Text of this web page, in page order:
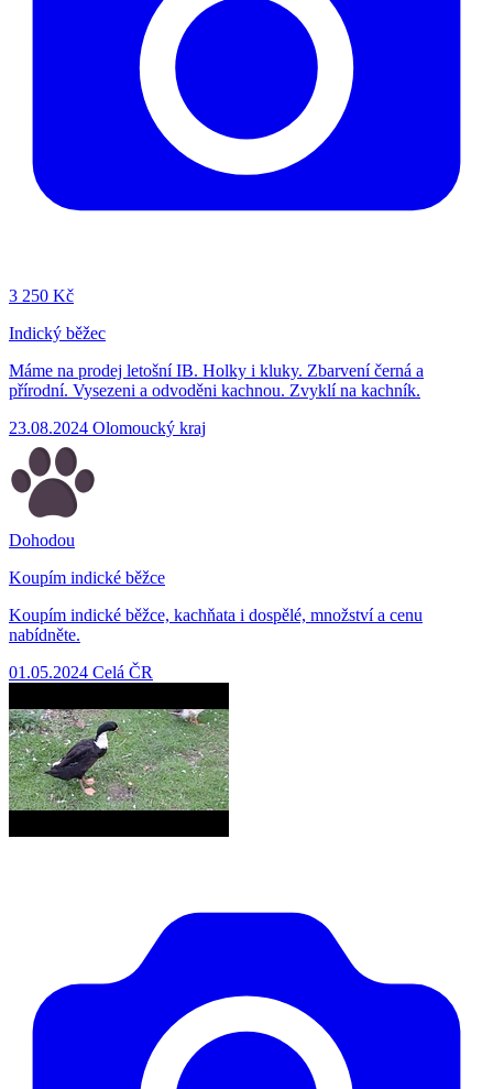
3 250 Kč
Indický běžec
Máme na prodej letošní IB. Holky i kluky. Zbarvení černá a
přírodní. Vysezeni a odvoděni kachnou. Zvyklí na kachník.
23.08.2024 Olomoucký kraj
Dohodou
Koupím indické běžce
Koupím indické běžce, kachňata i dospělé, množství a cenu
nabídněte.
01.05.2024 Celá ČR